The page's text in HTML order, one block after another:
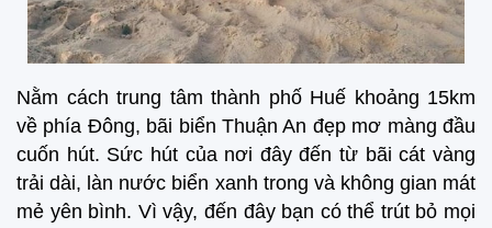
Nằm cách trung tâm thành phố Huế khoảng 15km
về phía Đông, bãi biển Thuận An đẹp mơ màng đầu
cuốn hút. Sức hút của nơi đây đến từ bãi cát vàng
trải dài, làn nước biển xanh trong và không gian mát
mẻ yên bình. Vì vậy, đến đây bạn có thể trút bỏ mọi